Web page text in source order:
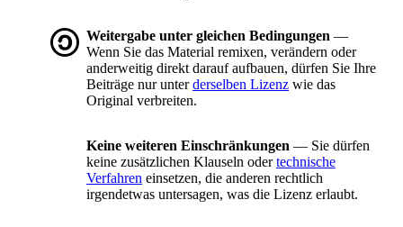
Weitergabe unter gleichen Bedingungen —
Wenn Sie das Material remixen, verändern oder
anderweitig direkt darauf aufbauen, dürfen Sie Ihre
Beiträge nur unterderselben Lizenz wie das
Original verbreiten.
Keine weiteren Einschränkungen — Sie dürfen
keine zusätzlichen Klauseln odertechnische
Verfahren einsetzen, die anderen rechtlich
irgendetwas untersagen, was die Lizenz erlaubt.